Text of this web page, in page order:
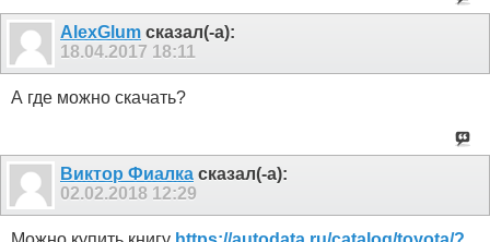
AlexGlum сказал(-а):
18.04.2017 18:11
А где можно скачать?
Виктор Фиалка сказал(-а):
02.02.2018 12:29